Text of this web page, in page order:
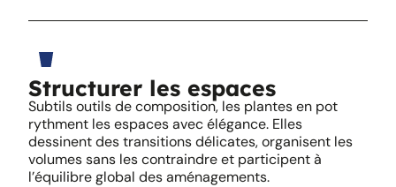
Structurer les espaces
Subtils outils de composition, les plantes en pot
rythment les espaces avec élégance. Elles
dessinent des transitions délicates, organisent les
volumes sans les contraindre et participent à
l’équilibre global des aménagements.